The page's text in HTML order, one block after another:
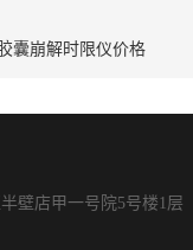
囊崩解时限仪价格
壁店甲一号院5号楼1层